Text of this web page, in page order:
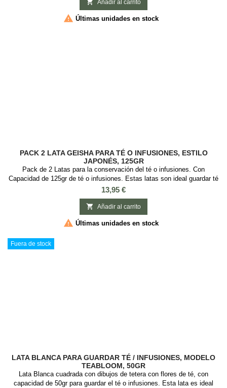
 Añadir al carrito
 Últimas unidades en stock
PACK 2 LATA GEISHA PARA TÉ O INFUSIONES, ESTILO
JAPONÉS, 125GR
Pack de 2 Latas para la conservación del té o infusiones. Con
Capacidad de 125gr de té o infusiones. Estas latas son ideal guardar té
o infusiones, es redonda con tapa de rosca. Medidas: : 7,5 cm diámetro
x 11,7 cm alto. 2 Modelos
Precio
13,95 €
 Añadir al carrito
 Últimas unidades en stock
Fuera de stock
LATA BLANCA PARA GUARDAR TÉ / INFUSIONES, MODELO
TEABLOOM, 50GR
Lata Blanca cuadrada con dibujos de tetera con flores de té, con
capacidad de 50gr para guardar el té o infusiones. Esta lata es ideal